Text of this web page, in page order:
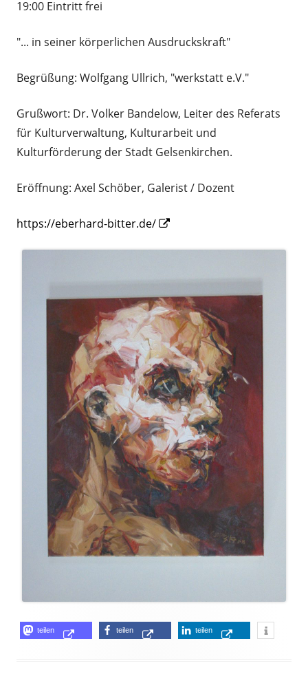
19:00 Eintritt frei
"... in seiner körperlichen Ausdruckskraft"
Begrüßung: Wolfgang Ullrich, "werkstatt e.V."
Grußwort: Dr. Volker Bandelow, Leiter des Referats
für Kulturverwaltung, Kulturarbeit und
Kulturförderung der Stadt Gelsenkirchen.
Eröffnung: Axel Schöber, Galerist / Dozent
https://eberhard-bitter.de/
new
window
teilen
Opens
teilen
Opens
teilen
Opens